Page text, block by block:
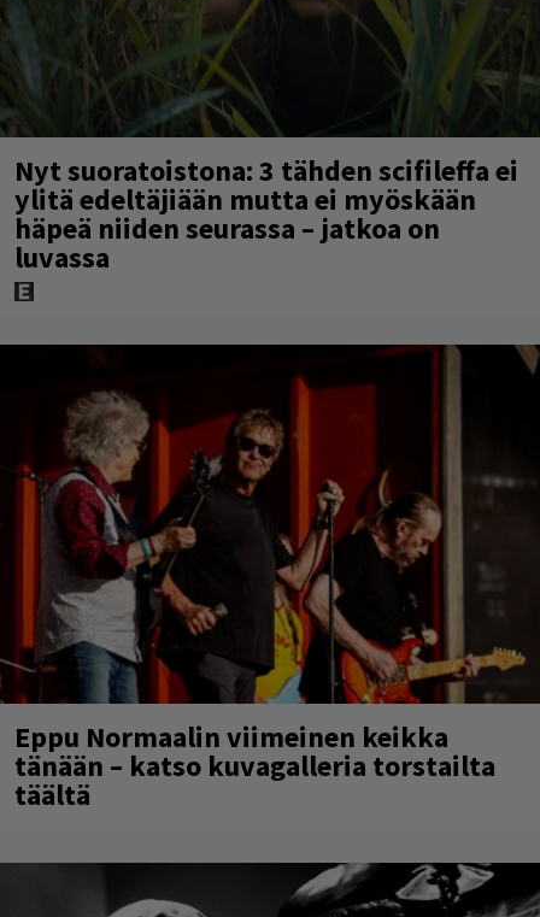
Nyt suoratoistona: 3 tähden scifileffa ei
ylitä edeltäjiään mutta ei myöskään
häpeä niiden seurassa – jatkoa on
luvassa
Eppu Normaalin viimeinen keikka
tänään – katso kuvagalleria torstailta
täältä